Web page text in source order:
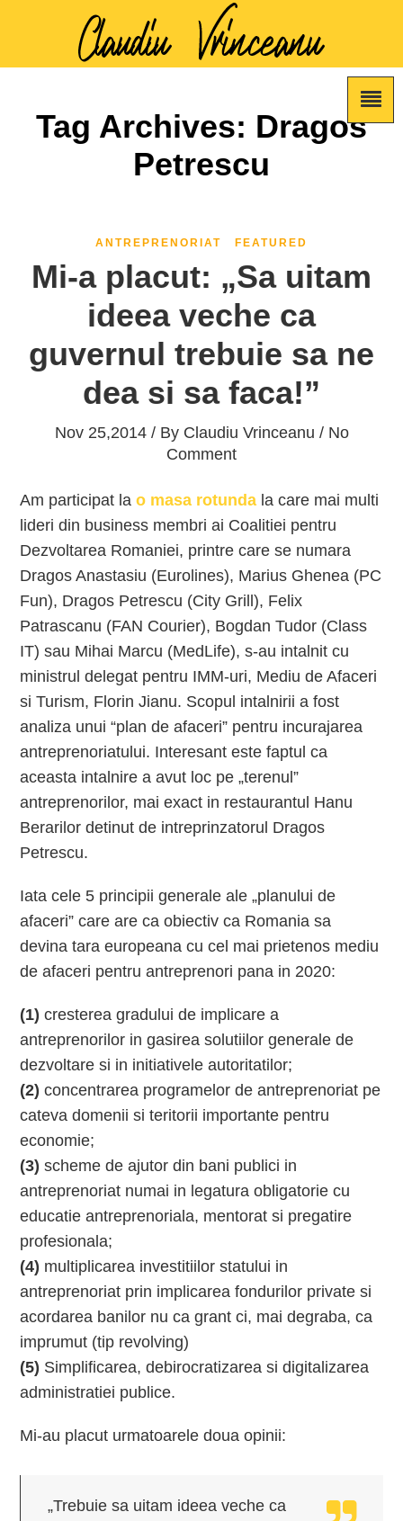
Tag Archives: Dragos
Petrescu
ANTREPRENORIAT FEATURED
Mi-a placut: „Sa uitam
ideea veche ca
guvernul trebuie sa ne
dea si sa faca!”
Nov 25,2014 / By Claudiu Vrinceanu / No
Comment
Am participat lao masa rotunda la care mai multi
lideri din business membri ai Coalitiei pentru
Dezvoltarea Romaniei, printre care se numara
Dragos Anastasiu (Eurolines), Marius Ghenea (PC
Fun), Dragos Petrescu (City Grill), Felix
Patrascanu (FAN Courier), Bogdan Tudor (Class
IT) sau Mihai Marcu (MedLife), s-au intalnit cu
ministrul delegat pentru IMM-uri, Mediu de Afaceri
si Turism, Florin Jianu. Scopul intalnirii a fost
analiza unui “plan de afaceri” pentru incurajarea
antreprenoriatului. Interesant este faptul ca
aceasta intalnire a avut loc pe „terenul”
antreprenorilor, mai exact in restaurantul Hanu
Berarilor detinut de intreprinzatorul Dragos
Petrescu.
Iata cele 5 principii generale ale „planului de
afaceri” care are ca obiectiv ca Romania sa
devina tara europeana cu cel mai prietenos mediu
de afaceri pentru antreprenori pana in 2020:
(1) cresterea gradului de implicare a
antreprenorilor in gasirea solutiilor generale de
dezvoltare si in initiativele autoritatilor;
(2) concentrarea programelor de antreprenoriat pe
cateva domenii si teritorii importante pentru
economie;
(3) scheme de ajutor din bani publici in
antreprenoriat numai in legatura obligatorie cu
educatie antreprenoriala, mentorat si pregatire
profesionala;
(4) multiplicarea investitiilor statului in
antreprenoriat prin implicarea fondurilor private si
acordarea banilor nu ca grant ci, mai degraba, ca
imprumut (tip revolving)
(5) Simplificarea, debirocratizarea si digitalizarea
administratiei publice.
Mi-au placut urmatoarele doua opinii:
„Trebuie sa uitam ideea veche ca